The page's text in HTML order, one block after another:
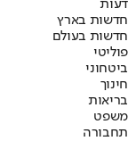
דעות
חדשות בארץ
חדשות בעולם
פוליטי
ביטחוני
חינוך
בריאות
משפט
תחבורה